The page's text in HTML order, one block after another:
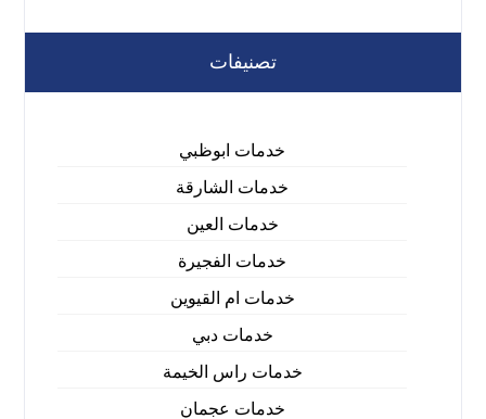
تصنيفات
خدمات ابوظبي
خدمات الشارقة
خدمات العين
خدمات الفجيرة
خدمات ام القيوين
خدمات دبي
خدمات راس الخيمة
خدمات عجمان